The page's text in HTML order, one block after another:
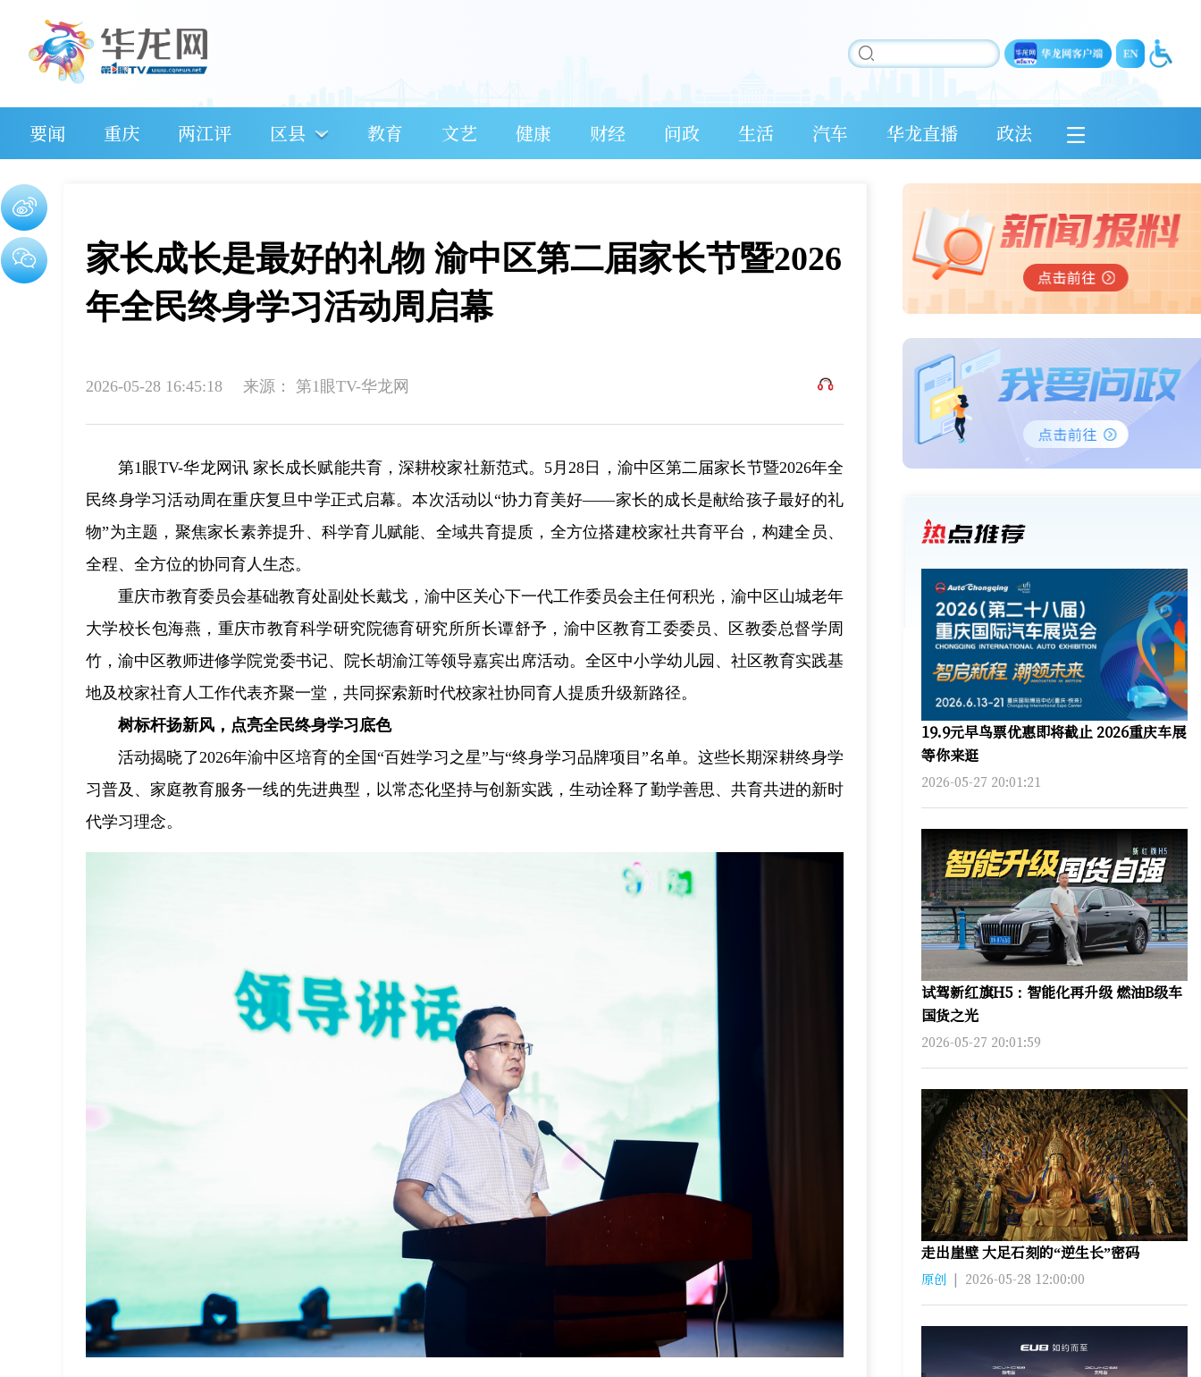
要闻 重庆 两江评 区县 教育 文艺 健康 财经 问政 生活 汽车 华龙直播 政法
家长成长是最好的礼物 渝中区第二届家长节暨2026
年全民终身学习活动周启幕
2026-05-28 16:45:18 来源： 第1眼TV-华龙网
第1眼TV-华龙网讯 家长成长赋能共育，深耕校家社新范式。5月28日，渝中区第二届家长节暨2026年全
民终身学习活动周在重庆复旦中学正式启幕。本次活动以“协力育美好——家长的成长是献给孩子最好的礼
物”为主题，聚焦家长素养提升、科学育儿赋能、全域共育提质，全方位搭建校家社共育平台，构建全员、
全程、全方位的协同育人生态。
重庆市教育委员会基础教育处副处长戴戈，渝中区关心下一代工作委员会主任何积光，渝中区山城老年
大学校长包海燕，重庆市教育科学研究院德育研究所所长谭舒予，渝中区教育工委委员、区教委总督学周
竹，渝中区教师进修学院党委书记、院长胡渝江等领导嘉宾出席活动。全区中小学幼儿园、社区教育实践基
地及校家社育人工作代表齐聚一堂，共同探索新时代校家社协同育人提质升级新路径。
树标杆扬新风，点亮全民终身学习底色
活动揭晓了2026年渝中区培育的全国“百姓学习之星”与“终身学习品牌项目”名单。这些长期深耕终身学
习普及、家庭教育服务一线的先进典型，以常态化坚持与创新实践，生动诠释了勤学善思、共育共进的新时
代学习理念。
19.9元早鸟票优惠即将截止 2026重庆车展
等你来逛
2026-05-27 20:01:21
试驾新红旗H5：智能化再升级 燃油B级车
国货之光
2026-05-27 20:01:59
走出崖壁 大足石刻的“逆生长”密码
原创 | 2026-05-28 12:00:00